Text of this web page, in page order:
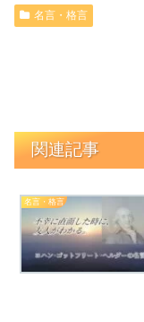
名言・格言
関連記事
名言・格言